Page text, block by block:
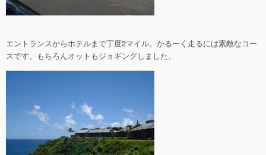
エントランスからホテルまで丁度2マイル。かるーく走るには素敵なコー
スです。もちろんオットもジョギングしました。